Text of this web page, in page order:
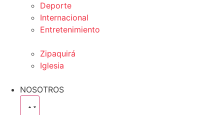
Deporte
Internacional
Entretenimiento
Zipaquirá
Iglesia
NOSOTROS